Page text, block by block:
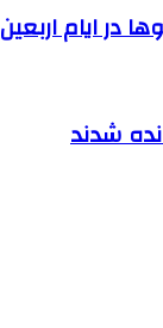
در ایام اربعین
شدند